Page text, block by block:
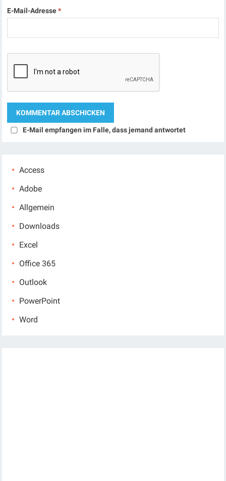
E-Mail-Adresse*
E-Mail empfangen im Falle, dass jemand antwortet
Access
Adobe
Allgemein
Downloads
Excel
Office 365
Outlook
PowerPoint
Word